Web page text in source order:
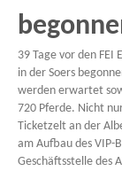
39 Tage vor den
in der Soers
werden erwartet
720 Pferde. Nicht
Ticketzelt an der
am Aufbau des VIP-
Geschäftsstelle des